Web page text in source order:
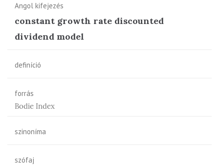
Angol kifejezés
constant growth rate discounted
dividend model
definíció
forrás
Bodie Index
szinoníma
szófaj